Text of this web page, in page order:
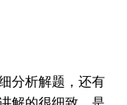
分析解题，还有